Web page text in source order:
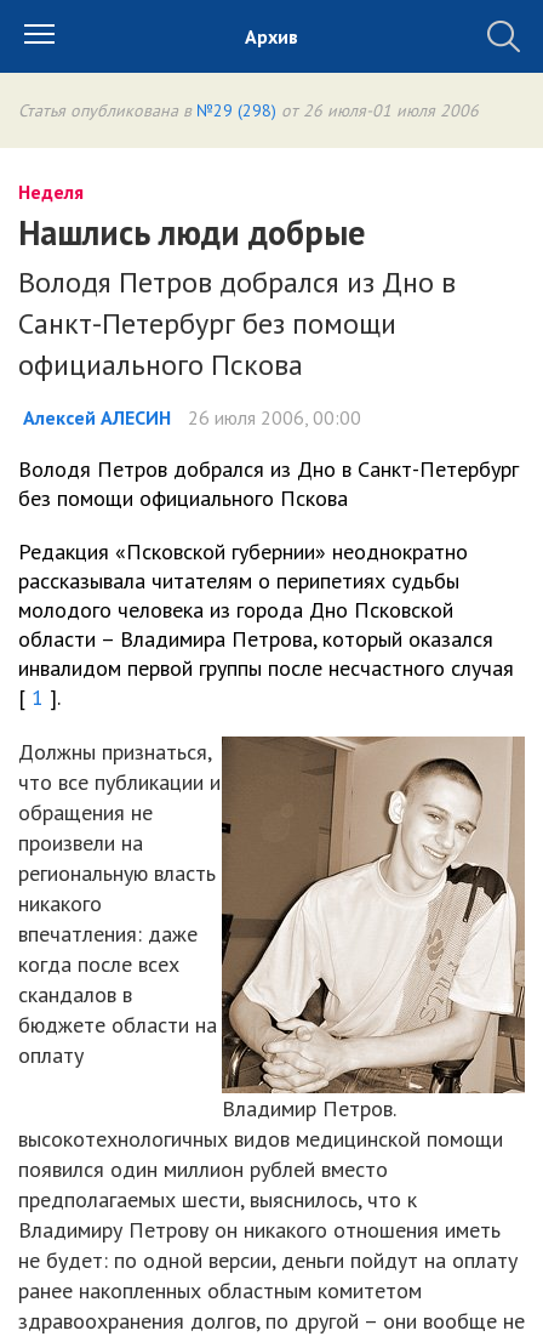
Архив
Статья опубликована в №29 (298) от 26 июля-01 июля 2006
Неделя
Нашлись люди добрые
Володя Петров добрался из Дно в
Санкт-Петербург без помощи
официального Пскова
Алексей АЛЕСИН 26 июля 2006, 00:00
Володя Петров добрался из Дно в Санкт-Петербург
без помощи официального Пскова
Редакция «Псковской губернии» неоднократно
рассказывала читателям о перипетиях судьбы
молодого человека из города Дно Псковской
области – Владимира Петрова, который оказался
инвалидом первой группы после несчастного случая
[ 1 ].
Владимир Петров.
Должны признаться,
что все публикации и
обращения не
произвели на
региональную власть
никакого
впечатления: даже
когда после всех
скандалов в
бюджете области на
оплату
высокотехнологичных видов медицинской помощи
появился один миллион рублей вместо
предполагаемых шести, выяснилось, что к
Владимиру Петрову он никакого отношения иметь
не будет: по одной версии, деньги пойдут на оплату
ранее накопленных областным комитетом
здравоохранения долгов, по другой – они вообще не